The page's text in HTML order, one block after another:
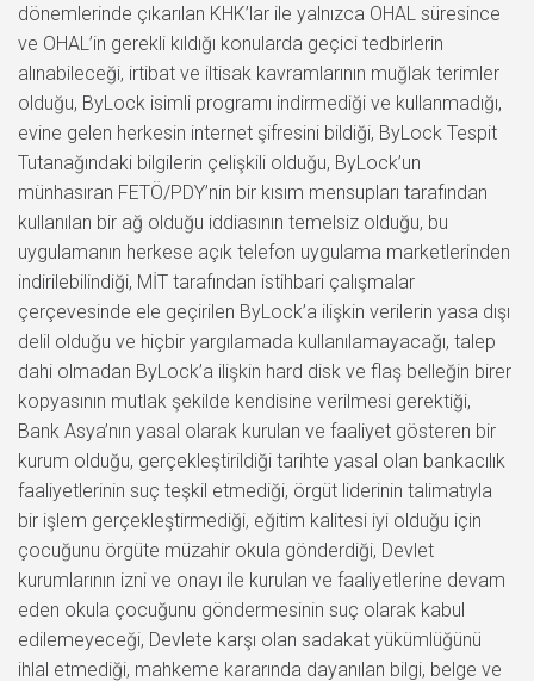
dönemlerinde çıkarılan KHK’lar ile yalnızca OHAL süresince
ve OHAL’in gerekli kıldığı konularda geçici tedbirlerin
alınabileceği, irtibat ve iltisak kavramlarının muğlak terimler
olduğu, ByLock isimli programı indirmediği ve kullanmadığı,
evine gelen herkesin internet şifresini bildiği, ByLock Tespit
Tutanağındaki bilgilerin çelişkili olduğu, ByLock’un
münhasıran FETÖ/PDY’nin bir kısım mensupları tarafından
kullanılan bir ağ olduğu iddiasının temelsiz olduğu, bu
uygulamanın herkese açık telefon uygulama marketlerinden
indirilebilindiği, MİT tarafından istihbari çalışmalar
çerçevesinde ele geçirilen ByLock’a ilişkin verilerin yasa dışı
delil olduğu ve hiçbir yargılamada kullanılamayacağı, talep
dahi olmadan ByLock’a ilişkin hard disk ve flaş belleğin birer
kopyasının mutlak şekilde kendisine verilmesi gerektiği,
Bank Asya’nın yasal olarak kurulan ve faaliyet gösteren bir
kurum olduğu, gerçekleştirildiği tarihte yasal olan bankacılık
faaliyetlerinin suç teşkil etmediği, örgüt liderinin talimatıyla
bir işlem gerçekleştirmediği, eğitim kalitesi iyi olduğu için
çocuğunu örgüte müzahir okula gönderdiği, Devlet
kurumlarının izni ve onayı ile kurulan ve faaliyetlerine devam
eden okula çocuğunu göndermesinin suç olarak kabul
edilemeyeceği, Devlete karşı olan sadakat yükümlüğünü
ihlal etmediği, mahkeme kararında dayanılan bilgi, belge ve